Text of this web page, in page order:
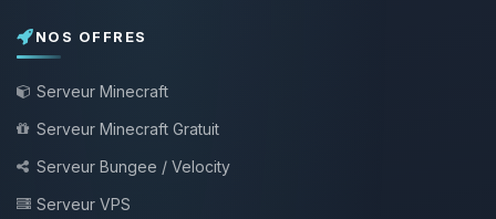
NOS OFFRES
Serveur Minecraft
Serveur Minecraft Gratuit
Serveur Bungee / Velocity
Serveur VPS